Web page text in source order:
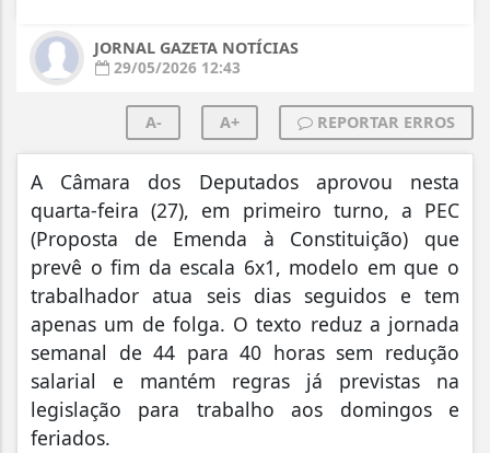
JORNAL GAZETA NOTÍCIAS
29/05/2026 12:43
A- A+ REPORTAR ERROS
A Câmara dos Deputados aprovou nesta
quarta-feira (27), em primeiro turno, a PEC
(Proposta de Emenda à Constituição) que
prevê o fim da escala 6x1, modelo em que o
trabalhador atua seis dias seguidos e tem
apenas um de folga. O texto reduz a jornada
semanal de 44 para 40 horas sem redução
salarial e mantém regras já previstas na
legislação para trabalho aos domingos e
feriados.